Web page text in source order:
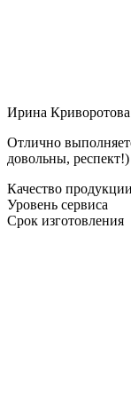
Ирина Криворотова
Отлично
довольны, респект!)
Качество продукции
Уровень сервиса
Срок изготовления